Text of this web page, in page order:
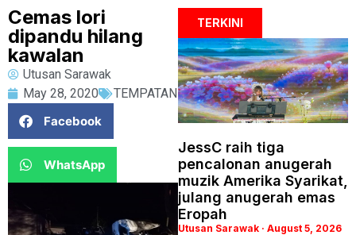
Cemas lori
dipandu hilang
kawalan
Utusan Sarawak
May 28, 2020
TEMPATAN
Facebook
WhatsApp
TERKINI
JessC raih tiga
pencalonan anugerah
muzik Amerika Syarikat,
julang anugerah emas
Eropah
Utusan Sarawak August 5, 2026